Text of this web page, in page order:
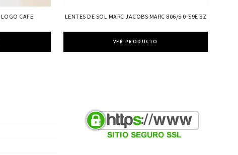
LOGO CAFE LENTES DE SOL MARC JACOBS MARC 806/S 0-S9E SZ
VER PRODUCTO